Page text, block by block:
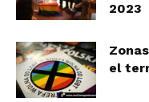
2023
el